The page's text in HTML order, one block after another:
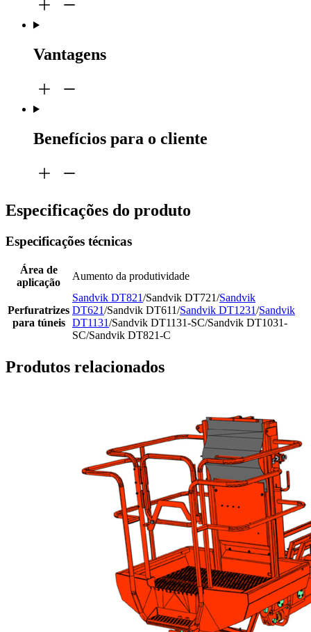
Vantagens
Benefícios para o cliente
Especificações do produto
Especificações técnicas
Área de
aplicação
Aumento da produtividade
Perfuratrizes
para túneis
Sandvik DT821/Sandvik DT721/Sandvik
DT621/Sandvik DT611/Sandvik DT1231/Sandvik
DT1131/Sandvik DT1131-SC/Sandvik DT1031-
SC/Sandvik DT821-C
Produtos relacionados